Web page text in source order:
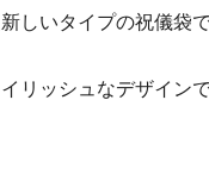
しいタイプの祝儀袋で
リッシュなデザイン